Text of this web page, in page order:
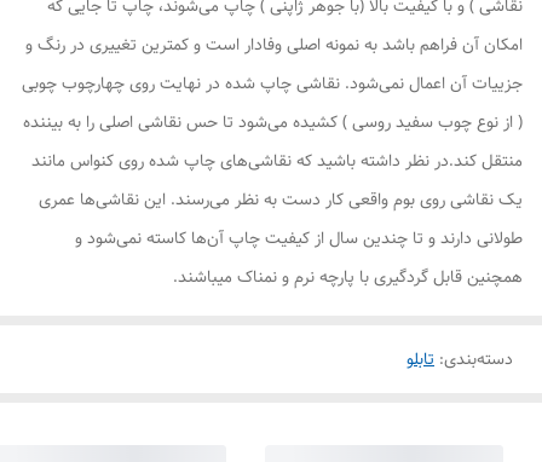
نقاشی ) و با کیفیت بالا (با جوهر ژاپنی ) چاپ می‌شوند، چاپ تا جایی که
امکان آن فراهم باشد به نمونه اصلی وفادار است و کمترین تغییری در رنگ و
جزییات آن اعمال نمی‌شود. نقاشی چاپ شده در نهایت روی چهارچوب چوبی
( از نوع چوب سفید روسی ) کشیده می‌شود تا حس نقاشی اصلی را به بیننده
منتقل کند.در نظر داشته باشید که نقاشی‌های چاپ شده روی کنواس مانند
یک نقاشی روی بوم واقعی کار دست به نظر می‌رسند. این نقاشی‌ها عمری
طولانی دارند و تا چندین سال از کیفیت چاپ آن‌ها کاسته نمی‌شود و
همچنین قابل گردگیری با پارچه نرم و نمناک میباشند.
دسته‌بندی: تابلو